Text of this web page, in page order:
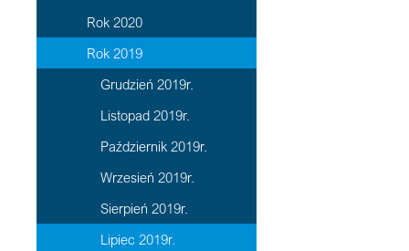
Rok 2020
Rok 2019
Grudzień 2019r.
Listopad 2019r.
Październik 2019r.
Wrzesień 2019r.
Sierpień 2019r.
Lipiec 2019r.